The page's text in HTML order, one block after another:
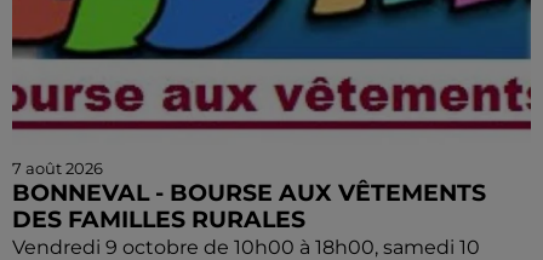
7 août 2026
BONNEVAL - BOURSE AUX VÊTEMENTS
DES FAMILLES RURALES
Vendredi 9 octobre de 10h00 à 18h00, samedi 10